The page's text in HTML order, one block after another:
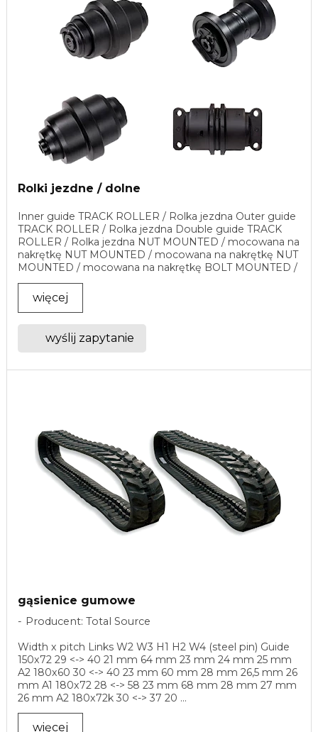
Rolki jezdne / dolne
Inner guide TRACK ROLLER / Rolka jezdna Outer guide
TRACK ROLLER / Rolka jezdna Double guide TRACK
ROLLER / Rolka jezdna NUT MOUNTED / mocowana na
nakrętkę NUT MOUNTED / mocowana na nakrętkę NUT
MOUNTED / mocowana na nakrętkę BOLT MOUNTED /
na śrubę ...
więcej
wyślij zapytanie
gąsienice gumowe
Producent: Total Source
Width x pitch Links W2 W3 H1 H2 W4 (steel pin) Guide
150x72 29 <-> 40 21 mm 64 mm 23 mm 24 mm 25 mm
A2 180x60 30 <-> 40 23 mm 60 mm 28 mm 26,5 mm 26
mm A1 180x72 28 <-> 58 23 mm 68 mm 28 mm 27 mm
26 mm A2 180x72k 30 <-> 37 20 ...
więcej